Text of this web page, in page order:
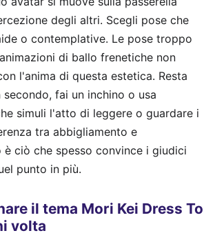
degli altri. Scegli pose che
o contemplative. Le pose troppo
di ballo frenetiche non
l'anima di questa estetica. Resta
fai un inchino o usa
simuli l'atto di leggere o guardare i
tra abbigliamento e
ciò che spesso convince i giudici
punto in più.
il tema Mori Kei Dress To
volta